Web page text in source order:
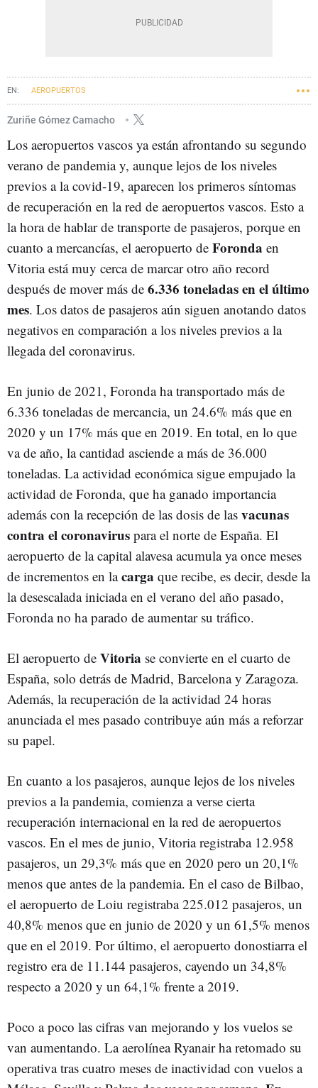
AEROPUERTOS
Zuriñe Gómez Camacho
Los aeropuertos vascos ya están afrontando su segundo
verano de pandemia y, aunque lejos de los niveles
previos a la covid-19, aparecen los primeros síntomas
de recuperación en la red de aeropuertos vascos. Esto a
la hora de hablar de transporte de pasajeros, porque en
cuanto a mercancías, el aeropuerto de Foronda en
Vitoria está muy cerca de marcar otro año record
después de mover más de 6.336 toneladas en el último
mes. Los datos de pasajeros aún siguen anotando datos
negativos en comparación a los niveles previos a la
llegada del coronavirus.
En junio de 2021, Foronda ha transportado más de
6.336 toneladas de mercancia, un 24.6% más que en
2020 y un 17% más que en 2019. En total, en lo que
va de año, la cantidad asciende a más de 36.000
toneladas. La actividad económica sigue empujado la
actividad de Foronda, que ha ganado importancia
además con la recepción de las dosis de las vacunas
contra el coronavirus para el norte de España. El
aeropuerto de la capital alavesa acumula ya once meses
de incrementos en lacarga que recibe, es decir, desde la
la desescalada iniciada en el verano del año pasado,
Foronda no ha parado de aumentar su tráfico.
El aeropuerto de Vitoria se convierte en el cuarto de
España, solo detrás de Madrid, Barcelona y Zaragoza.
Además, la recuperación de la actividad 24 horas
anunciada el mes pasado contribuye aún más a reforzar
su papel.
En cuanto a los pasajeros, aunque lejos de los niveles
previos a la pandemia, comienza a verse cierta
recuperación internacional en la red de aeropuertos
vascos. En el mes de junio, Vitoria registraba 12.958
pasajeros, un 29,3% más que en 2020 pero un 20,1%
menos que antes de la pandemia. En el caso de Bilbao,
el aeropuerto de Loiu registraba 225.012 pasajeros, un
40,8% menos que en junio de 2020 y un 61,5% menos
que en el 2019. Por último, el aeropuerto donostiarra el
registro era de 11.144 pasajeros, cayendo un 34,8%
respecto a 2020 y un 64,1% frente a 2019.
Poco a poco las cifras van mejorando y los vuelos se
van aumentando. La aerolínea Ryanair ha retomado su
operativa tras cuatro meses de inactividad con vuelos a